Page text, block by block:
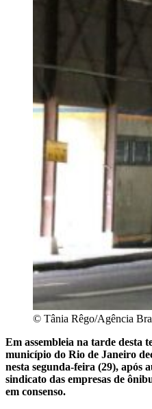
© Tânia Rêgo/Agência
Em assembleia na tarde desta
município do Rio de Janeiro
nesta segunda-feira (29), após
sindicato das empresas de
em consenso.